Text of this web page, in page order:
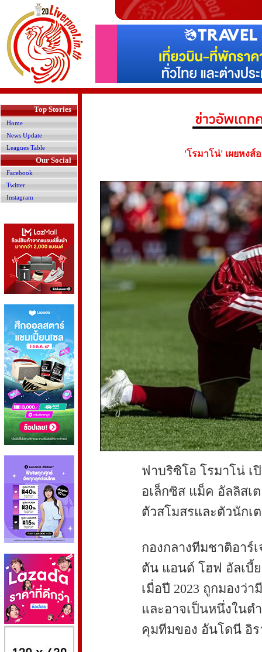
Top Stories
Home
News Update
Leagues Table
Our Social
Facebook
Twitter
Instagram
'โรมาโน่' เผยหง
ฟาบริซิโอ โรมาโน่ เ
อเล็กซิส แม็ค อัลลิสเ
ตัวสโมสรและตัวนักเ
กองกลางทีมชาติอาร์
ตัน แอนด์ โฮฟ อัลเบี้
เมื่อปี 2023 ถูกมองว่
และอาจเป็นหนึ่งในต
คุมทีมของ อันโดนี อิร